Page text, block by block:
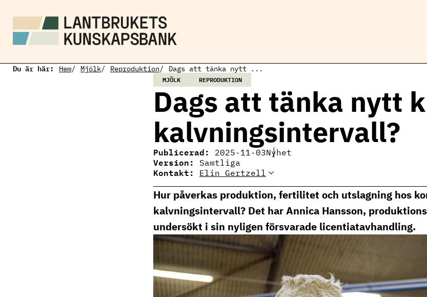
Du är här: Hem Mjölk Reproduktion Dags att tänka nytt ...
MJÖLK REPRODUKTION
Dags att tänka nytt
kalvningsintervall?
Publicerad: 2025-11-03Nyhet
Version: Samtliga
Kontakt: Elin Gertzell
Elin Gertzell
Ämnesansvarig
mjölkproduktion
elin.gertzell@ri.se
010 516 57 74
mjölkproduktion
Hur påverkas produktion, fertilitet och utslagning hos
kalvningsintervall? Det har Annica Hansson,
undersökt i sin nyligen försvarade licentiatavhandling.